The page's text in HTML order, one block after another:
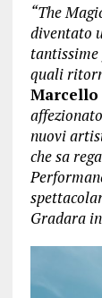
“The
diventato
quali
Marcello
nuovi
che sa
Gradara